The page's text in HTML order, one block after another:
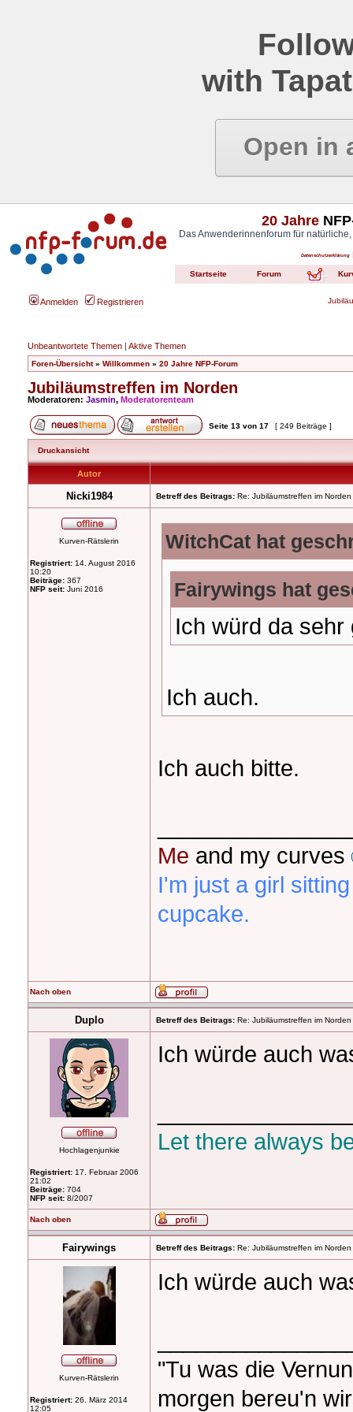
with
Open in
20 Jahre
Das Anwenderinnenforum für
Datenschutzerklärung
Startseite Forum
Anmelden Registrieren
Unbeantwortete Themen | Aktive Themen
Foren-Übersicht» Willkommen » 20 Jahre NFP-Forum
Jubiläumstreffen im Norden
Moderatoren: Jasmin, Moderatorenteam
Seite 13 von 17 [ 249 Beiträge ]
Druckansicht
Autor
Nicki1984 Betreff des Beitrags: Re: Jubiläumstreffen im Norden
Kurven-Rätslerin
Registriert: 14. August 2016
10:20
Beiträge: 367
NFP seit: Juni 2016
WitchCat hat
Fairywings hat
Ich würd da
Ich auch.
Ich auch bitte.
Me and my curves
I'm just a girl
cupcake.
Nach oben
Duplo Betreff des Beitrags: Re: Jubiläumstreffen im Norden
Hochlagenjunkie
Registriert: 17. Februar 2006
21:02
Beiträge: 704
NFP seit: 8/2007
Ich würde auch
Let there always
Nach oben
Fairywings Betreff des Beitrags: Re: Jubiläumstreffen im Norden
Kurven-Rätslerin
Registriert: 26. März 2014
12:05
Ich würde auch
"Tu was die
morgen bereu'n